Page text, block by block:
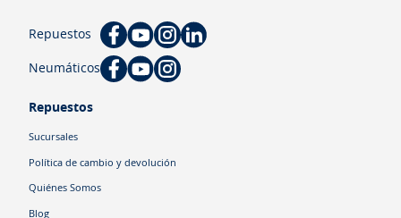
Repuestos
Neumáticos
Repuestos
Sucursales
Política de cambio y devolución
Quiénes Somos
Blog